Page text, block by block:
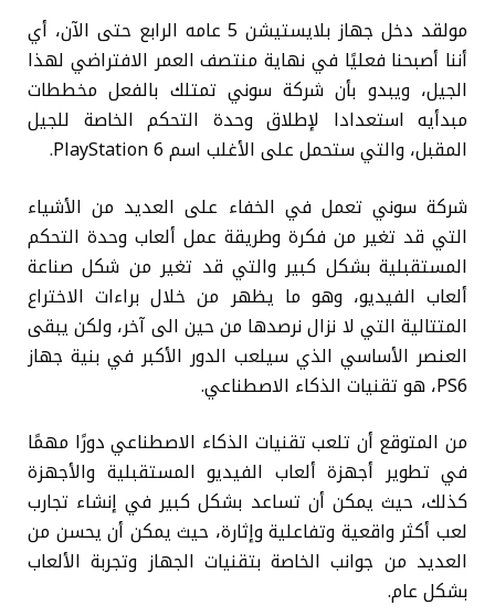
مولقد دخل جهاز بلايستيشن 5 عامه الرابع حتى الآن، أي
أننا أصبحنا فعليًا في نهاية منتصف العمر الافتراضي لهذا
الجيل، ويبدو بأن شركة سوني تمتلك بالفعل مخططات
مبدأيه استعدادا لإطلاق وحدة التحكم الخاصة للجيل
المقبل، والتي ستحمل على الأغلب اسم PlayStation 6.
شركة سوني تعمل في الخفاء على العديد من الأشياء
التي قد تغير من فكرة وطريقة عمل ألعاب وحدة التحكم
المستقبلية بشكل كبير والتي قد تغير من شكل صناعة
ألعاب الفيديو، وهو ما يظهر من خلال براءات الاختراع
المتتالية التي لا نزال نرصدها من حين الى آخر، ولكن يبقى
العنصر الأساسي الذي سيلعب الدور الأكبر في بنية جهاز
PS6، هو تقنيات الذكاء الاصطناعي.
من المتوقع أن تلعب تقنيات الذكاء الاصطناعي دورًا مهمًا
في تطوير أجهزة ألعاب الفيديو المستقبلية والأجهزة
كذلك، حيث يمكن أن تساعد بشكل كبير في إنشاء تجارب
لعب أكثر واقعية وتفاعلية وإثارة، حيث يمكن أن يحسن من
العديد من جوانب الخاصة بتقنيات الجهاز وتجربة الألعاب
بشكل عام.